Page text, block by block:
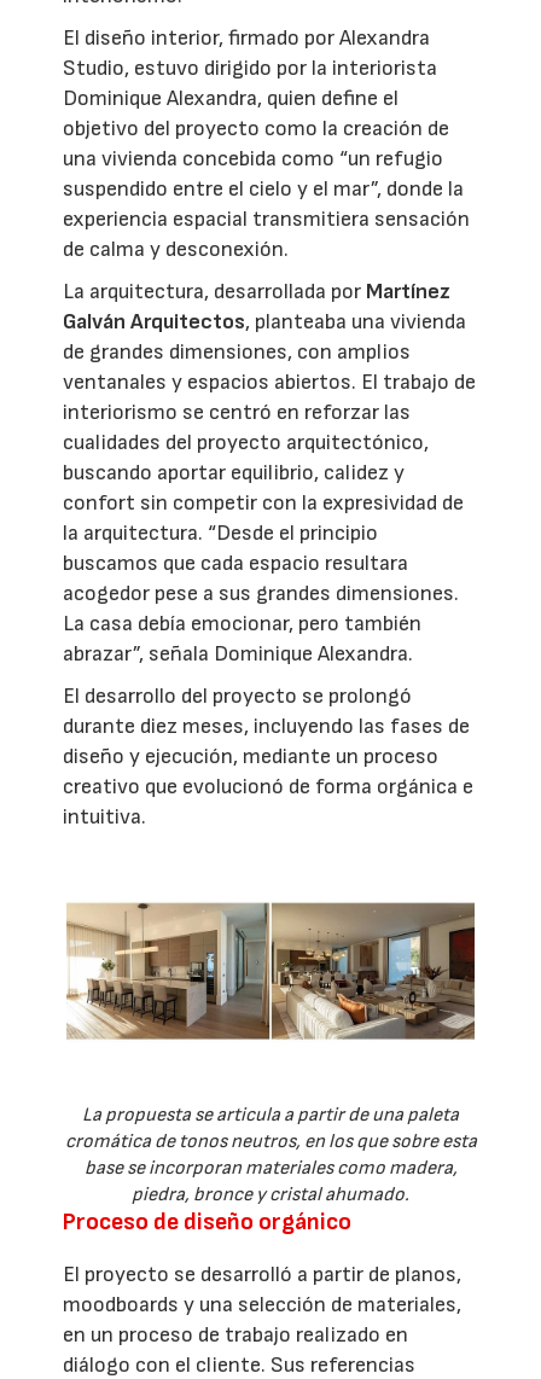
El diseño interior, firmado por Alexandra
Studio, estuvo dirigido por la interiorista
Dominique Alexandra, quien define el
objetivo del proyecto como la creación de
una vivienda concebida como “un refugio
suspendido entre el cielo y el mar”, donde la
experiencia espacial transmitiera sensación
de calma y desconexión.
La arquitectura, desarrollada por Martínez
Galván Arquitectos, planteaba una vivienda
de grandes dimensiones, con amplios
ventanales y espacios abiertos. El trabajo de
interiorismo se centró en reforzar las
cualidades del proyecto arquitectónico,
buscando aportar equilibrio, calidez y
confort sin competir con la expresividad de
la arquitectura. “Desde el principio
buscamos que cada espacio resultara
acogedor pese a sus grandes dimensiones.
La casa debía emocionar, pero también
abrazar”, señala Dominique Alexandra.
El desarrollo del proyecto se prolongó
durante diez meses, incluyendo las fases de
diseño y ejecución, mediante un proceso
creativo que evolucionó de forma orgánica e
intuitiva.
La propuesta se articula a partir de una paleta
cromática de tonos neutros, en los que sobre esta
base se incorporan materiales como madera,
piedra, bronce y cristal ahumado.
Proceso de diseño orgánico
El proyecto se desarrolló a partir de planos,
moodboards y una selección de materiales,
en un proceso de trabajo realizado en
diálogo con el cliente. Sus referencias